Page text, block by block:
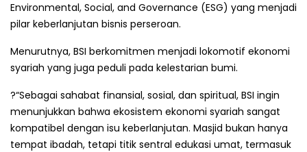
Environmental, Social, and Governance (ESG) yang menjadi
pilar keberlanjutan bisnis perseroan.
Menurutnya, BSI berkomitmen menjadi lokomotif ekonomi
syariah yang juga peduli pada kelestarian bumi.
?“Sebagai sahabat finansial, sosial, dan spiritual, BSI ingin
menunjukkan bahwa ekosistem ekonomi syariah sangat
kompatibel dengan isu keberlanjutan. Masjid bukan hanya
tempat ibadah, tetapi titik sentral edukasi umat, termasuk